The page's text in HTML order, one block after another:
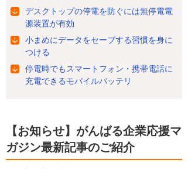
デスクトップの停電を防ぐには無停電電
源装置が有効
小まめにデータをセーブする習慣を身に
つける
停電時でもスマートフォン・携帯電話に
充電できるモバイルバッテリ
【お知らせ】がんばる企業応援マ
ガジン最新記事のご紹介